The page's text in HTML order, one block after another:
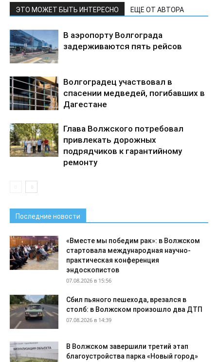
ЭТО МОЖЕТ БЫТЬ ИНТЕРЕСНО ЕЩЕ ОТ АВТОРА
В аэропорту Волгограда
задерживаются пять рейсов
Волгоградец участвовал в
спасении медведей, погибавших в
Дагестане
Глава Волжского потребовал
привлекать дорожных
подрядчиков к гарантийному
ремонту
Последние новости
«Вместе мы победим рак»: в Волжском
стартовала международная научно-
практическая конференция
эндоскопистов
07.08.2026 в 15:56
Сбил пьяного пешехода, врезался в
столб: в Волжском произошло два ДТП
07.08.2026 в 14:39
В Волжском завершили третий этап
благоустройства парка «Новый город»